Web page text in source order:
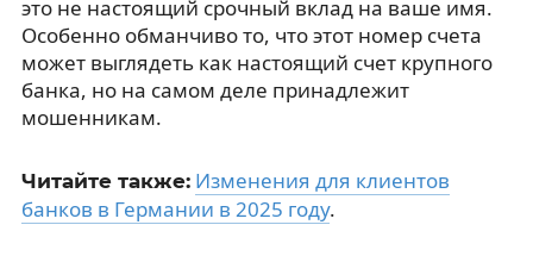
это не настоящий срочный вклад на ваше имя.
Особенно обманчиво то, что этот номер счета
может выглядеть как настоящий счет крупного
банка, но на самом деле принадлежит
мошенникам.
Читайте также: Изменения для клиентов
банков в Германии в 2025 году.